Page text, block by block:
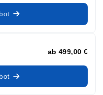
ab 499,00 €